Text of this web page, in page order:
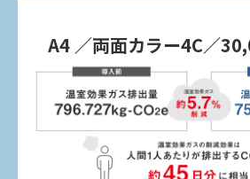
A4 ／両面カラー4C／